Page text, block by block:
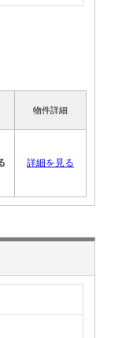
物件詳細
詳細を見る